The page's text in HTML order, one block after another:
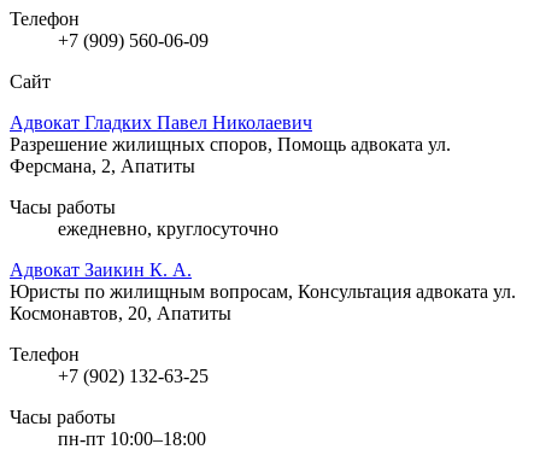
Телефон
+7 (909) 560-06-09
Сайт
Адвокат Гладких Павел Николаевич
Разрешение жилищных споров, Помощь адвоката ул.
Ферсмана, 2, Апатиты
Часы работы
ежедневно, круглосуточно
Адвокат Заикин К. А.
Юристы по жилищным вопросам, Консультация адвоката ул.
Космонавтов, 20, Апатиты
Телефон
+7 (902) 132-63-25
Часы работы
пн-пт 10:00–18:00